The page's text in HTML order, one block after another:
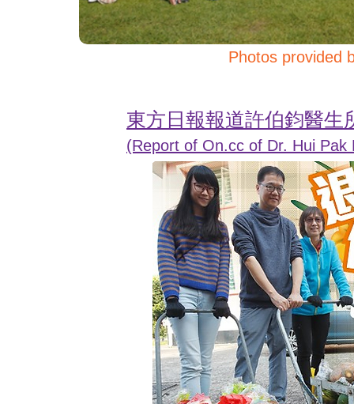
Photos provided
東方日報報道許伯鈞醫生
(Report of On.cc of Dr. Hui